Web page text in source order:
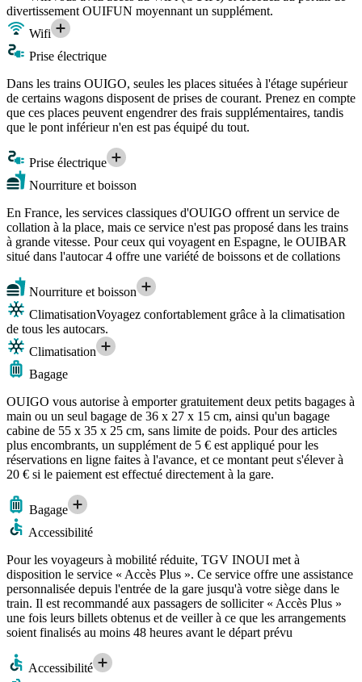
divertissement OUIFUN moyennant un supplément.
Wifi
Prise électrique
Dans les trains OUIGO, seules les places situées à l'étage supérieur
de certains wagons disposent de prises de courant. Prenez en compte
que ces places peuvent engendrer des frais supplémentaires, tandis
que le pont inférieur n'en est pas équipé du tout.
Prise électrique
Nourriture et boisson
En France, les services classiques d'OUIGO offrent un service de
collation à la place, mais ce service n'est pas proposé dans les trains
à grande vitesse. Pour ceux qui voyagent en Espagne, le OUIBAR
situé dans l'autocar 4 offre une variété de boissons et de collations
Nourriture et boisson
ClimatisationVoyagez confortablement grâce à la climatisation
de tous les autocars.
Climatisation
Bagage
OUIGO vous autorise à emporter gratuitement deux petits bagages à
main ou un seul bagage de 36 x 27 x 15 cm, ainsi qu'un bagage
cabine de 55 x 35 x 25 cm, sans limite de poids. Pour des articles
plus encombrants, un supplément de 5 € est appliqué pour les
réservations en ligne faites à l'avance, et ce montant peut s'élever à
20 € si le paiement est effectué directement à la gare.
Bagage
Accessibilité
Pour les voyageurs à mobilité réduite, TGV INOUI met à
disposition le service « Accès Plus ». Ce service offre une assistance
personnalisée depuis l'entrée de la gare jusqu'à votre siège dans le
train. Il est recommandé aux passagers de solliciter « Accès Plus »
une fois leurs billets obtenus et de veiller à ce que les arrangements
soient finalisés au moins 48 heures avant le départ prévu
Accessibilité